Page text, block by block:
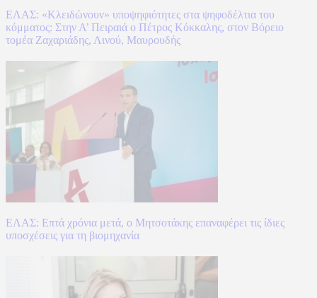
ΕΛΑΣ: «Κλειδώνουν» υποψηφιότητες στα ψηφοδέλτια του
κόμματος: Στην Α’ Πειραιά ο Πέτρος Κόκκαλης, στον Βόρειο
τομέα Ζαχαριάδης, Λινού, Μαυρουδής
ΕΛΑΣ: Επτά χρόνια μετά, ο Μητσοτάκης επαναφέρει τις ίδιες
υποσχέσεις για τη βιομηχανία